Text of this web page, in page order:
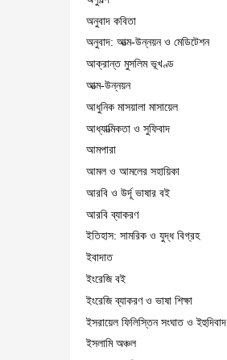
অনুবাদ কবিতা
অনুবাদ: আত্ম-উন্নয়ন ও মেডিটেশন
আক্রান্ত মুসলিম ভূখণ্ড
আত্ম-উন্নয়ন
আধুনিক মাসয়ালা মাসায়েল
আধ্যাত্মিকতা ও সুফিবাদ
আমপারা
আমল ও আমলের সহায়িকা
আরবি ও উর্দূ ভাষার বই
আরবি ব্যাকরণ
ইতিহাস: সামরিক ও যুদ্ধ বিগ্রহ
ইবাদাত
ইংরেজি বই
ইংরেজি ব্যাকরণ ও ভাষা শিক্ষা
ইসরায়েল ফিলিস্তিন সংঘাত ও ইহুদিবাদ
ইসলামি অঞ্চল